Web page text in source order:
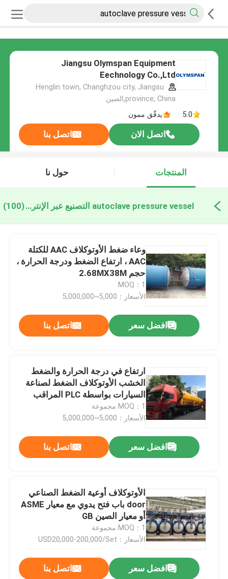
Jiangsu Olymspan Equipment
Eechnology Co.,Ltd
Henglin town, Changhzou city, Jiangsu
province, China,الصين
5.0
يدقّق ممون
اتصل الان اتصل بنا
المنتجات حول نا
autoclave pressure vessel التصنيع عبر الإنترنت(100)
وعاء ضغط الأوتوكلاف AAC للكتلة
AAC ، ارتفاع الضغط ودرجة الحرارة ،
حجم 2.68MX38M
MOQ：1
الأسعار：5,000~5,000,000
افضل سعر اتصل بنا
ارتفاع في درجة الحرارة والضغط
الخشب الأوتوكلاف الضغط لصناعة
السيارات بواسطة PLC المراقب
المالي
MOQ：1 مجموعة
الأسعار：5,000~5,000,000
افضل سعر اتصل بنا
الأوتوكلاف أوعية الضغط الصناعي
door باب فتح يدوي مع معيار ASME
أو معيار الصين GB
MOQ：1 مجموعة
الأسعار：USD20,000-200,000/Set
افضل سعر اتصل بنا